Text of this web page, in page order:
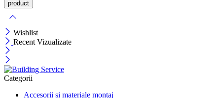
Wishlist
Recent Vizualizate
Categorii
Accesorii si materiale montaj